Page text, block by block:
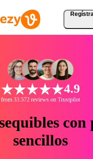
4.9
from 33.572 reviews on Trustpilot
con
sencillos